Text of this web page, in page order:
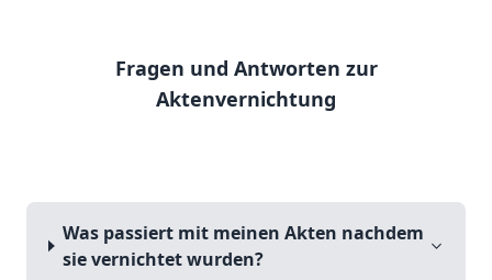
Fragen und Antworten zur
Aktenvernichtung
Was passiert mit meinen Akten nachdem
sie vernichtet wurden?